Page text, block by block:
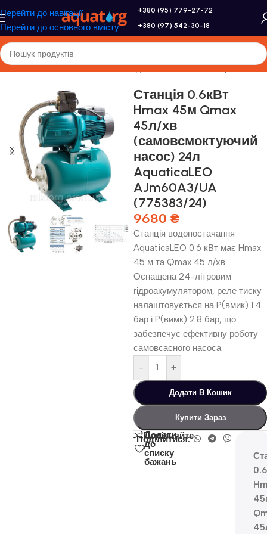
Перейти до навігації
Перейти до основного вмісту
+380 (95) 779-27-72
+380 (97) 542-30-18
Головна/Насоси та насосне обладнання/Насосні станції
Станція 0.6кВт
Hmax 45м Qmax
45л/хв
(самовсмоктуючий
насос) 24л
AquaticaLEO
AJm60A3/UA
(775383/24)
9680 ₴
Станція водопостачання
AquaticaLEO 0.6 кВт має Hmax
45 м та Qmax 45 л/хв.
Оснащена 24-літровим
гідроакумулятором, реле тиску
налаштовується на P(вмик) 1.4
бар і P(вимк) 2.8 бар, що
забезпечує ефективну роботу
самовсасного насоса.
-
+
Додати В Кошик
Купити Зараз
Порівняйте
Додати
до
списку
бажань
Поділитися: